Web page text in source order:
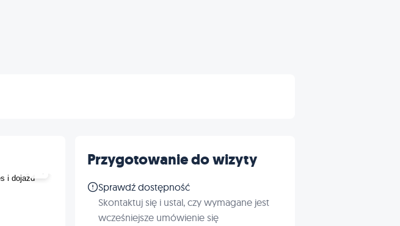
Przygotowanie do wizyty
Sprawdź dostępność
Skontaktuj się i ustal, czy wymagane jest
wcześniejsze umówienie się